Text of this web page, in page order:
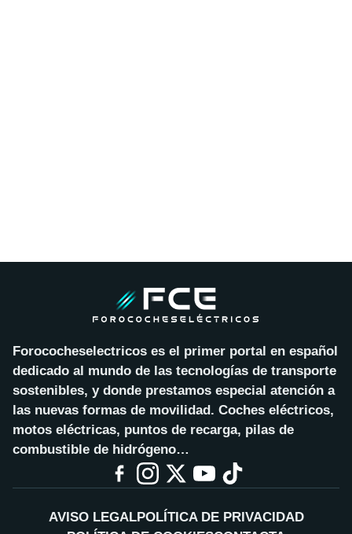
Forococheselectricos es el primer portal en español
dedicado al mundo de las tecnologías de transporte
sostenibles, y donde prestamos especial atención a
las nuevas formas de movilidad. Coches eléctricos,
motos eléctricas, puntos de recarga, pilas de
combustible de hidrógeno…
AVISO LEGALPOLÍTICA DE PRIVACIDAD